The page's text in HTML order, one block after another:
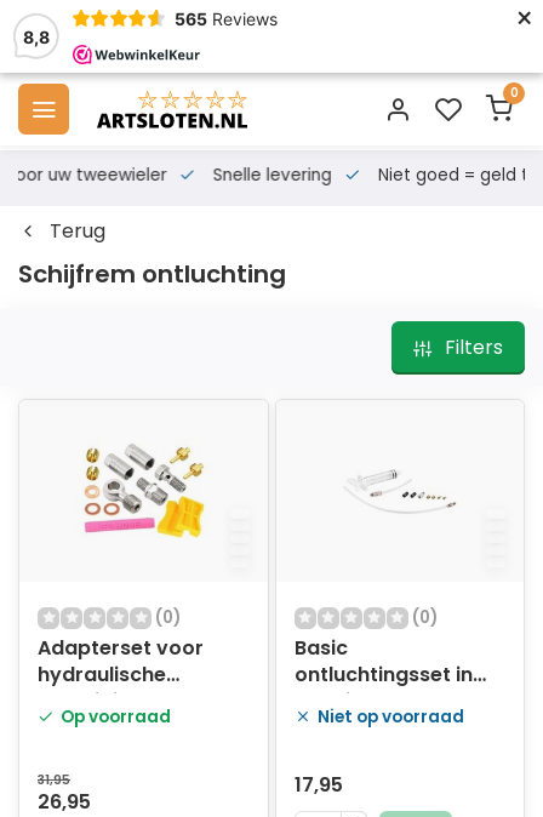
8,8
565 Reviews ×
0
voor uw tweewieler Snelle levering Niet goed = geld
Terug
Schijfrem ontluchting
Filters
(0)
Adapterset voor
hydraulische
remleiding passend
op Hope
Op voorraad
31,95
26,95
(0)
Basic
ontluchtingsset in
doosje
Niet op voorraad
17,95